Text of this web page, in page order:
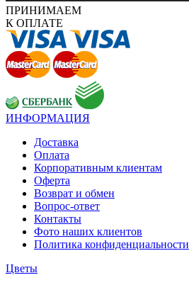
ПРИНИМАЕМ
К ОПЛАТЕ
ИНФОРМАЦИЯ
Доставка
Оплата
Корпоративным клиентам
Оферта
Возврат и обмен
Вопрос-ответ
Контакты
Фото наших клиентов
Политика конфиденциальности
Цветы